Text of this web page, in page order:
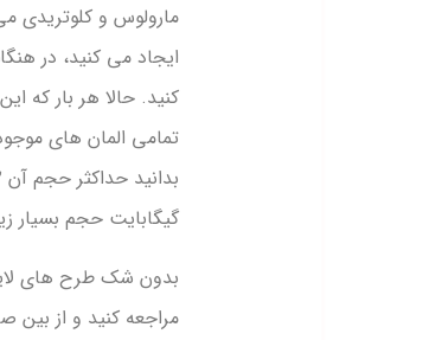
ایجاد می کنید، در
کنید. حالا هر بار که
گیگابایت حجم بسیار
بدون شک طرح های
مراجعه کنید و از بین